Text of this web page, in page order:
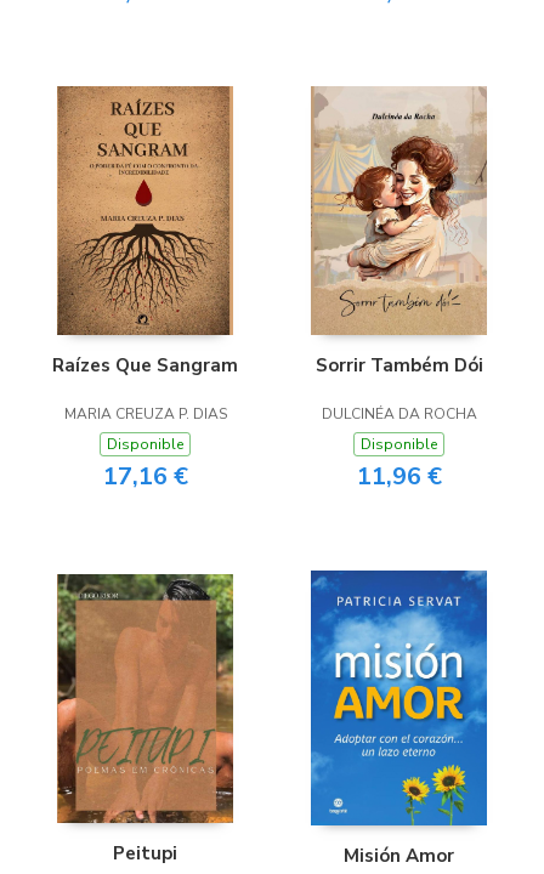
Raízes Que Sangram
MARIA CREUZA P. DIAS
Disponible
17,16 €
Sorrir Também Dói
DULCINÉA DA ROCHA
Disponible
11,96 €
Peitupi Misión Amor